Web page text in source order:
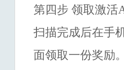
第四步 领取激活
扫描完成后在手
面领取一份奖励。